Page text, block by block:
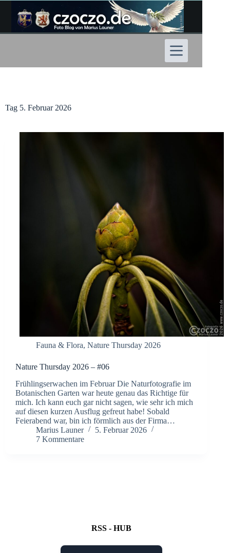
Inhalt
springen
Tag 5. Februar 2026
Fauna & Flora, Nature Thursday 2026
Nature Thursday 2026 – #06
Frühlingserwachen im Februar Die Naturfotografie im
Botanischen Garten war heute genau das Richtige für
mich. Ich kann euch gar nicht sagen, wie sehr ich mich
auf diesen kurzen Ausflug gefreut habe! Sobald
Feierabend war, bin ich förmlich aus der Firma…
Marius Launer
5. Februar 2026
7 Kommentare
RSS - HUB